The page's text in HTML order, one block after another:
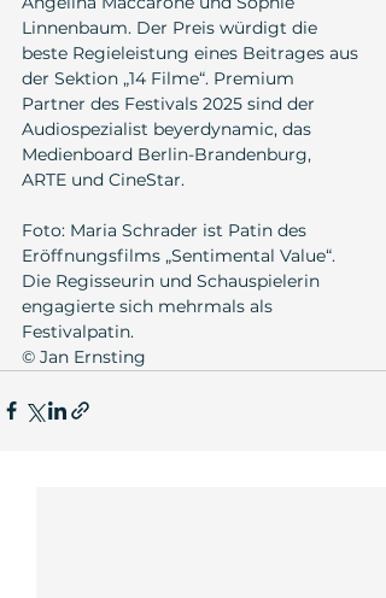
Linnenbaum. Der Preis würdigt die
beste Regieleistung eines Beitrages aus
der Sektion „14 Filme“. Premium
Partner des Festivals 2025 sind der
Audiospezialist beyerdynamic, das
Medienboard Berlin-Brandenburg,
ARTE und CineStar.
Foto: Maria Schrader ist Patin des
Eröffnungsfilms „Sentimental Value“.
Die Regisseurin und Schauspielerin
engagierte sich mehrmals als
Festivalpatin.
© Jan Ernsting